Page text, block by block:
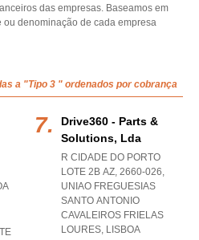
das empresas. Baseamos em
denominação de cada empresa
a "Tipo 3 " ordenados por cobrança
Drive360 - Parts &
Solutions, Lda
R CIDADE DO PORTO
LOTE 2B AZ, 2660-026,
UNIAO FREGUESIAS
SANTO ANTONIO
CAVALEIROS FRIELAS
LOURES, LISBOA